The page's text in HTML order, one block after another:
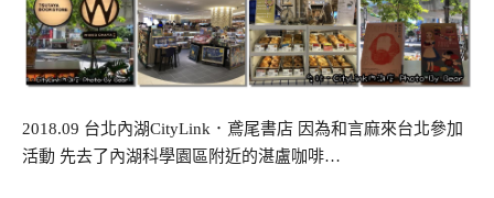
2018.09 台北內湖CityLink．鳶尾書店 因為和言麻來台北參加
活動 先去了內湖科學園區附近的湛盧咖啡…